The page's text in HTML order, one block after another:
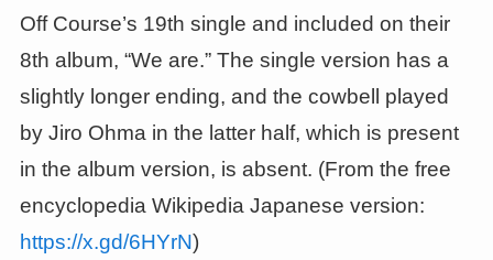
Off Course’s 19th single and included on their
8th album, “We are.” The single version has a
slightly longer ending, and the cowbell played
by Jiro Ohma in the latter half, which is present
in the album version, is absent. (From the free
encyclopedia Wikipedia Japanese version:
https://x.gd/6HYrN)